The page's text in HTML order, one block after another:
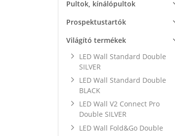
Pultok, kínálópultok
Prospektustartók
Világító termékek
LED Wall Standard Double
SILVER
LED Wall Standard Double
BLACK
LED Wall V2 Connect Pro
Double SILVER
LED Wall Fold&Go Double